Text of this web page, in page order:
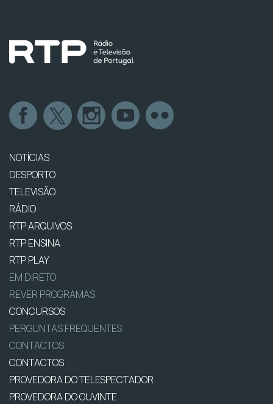
NOTÍCIAS
DESPORTO
TELEVISÃO
RÁDIO
RTP ARQUIVOS
RTP ENSINA
RTP PLAY
EM DIRETO
REVER PROGRAMAS
CONCURSOS
PERGUNTAS FREQUENTES
CONTACTOS
CONTACTOS
PROVEDORA DO TELESPECTADOR
PROVEDORA DO OUVINTE